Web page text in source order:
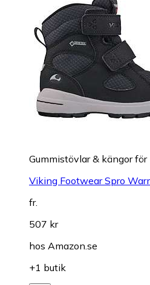
Gummistövlar & kängor för
Viking Footwear Spro
fr.
507 kr
hos Amazon.se
+1 butik